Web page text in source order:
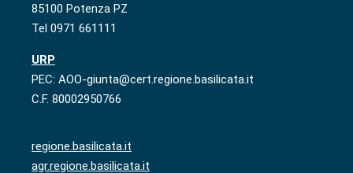
85100 Potenza PZ
Tel 0971 661111
URP
PEC: AOO-giunta@cert.regione.basilicata.it
C.F. 80002950766
regione.basilicata.it
agr.regione.basilicata.it